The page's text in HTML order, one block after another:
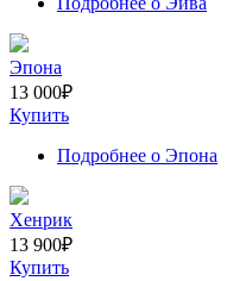
Эпона
13 000₽
Купить
Подробнее о Эпона
Хенрик
13 900₽
Купить